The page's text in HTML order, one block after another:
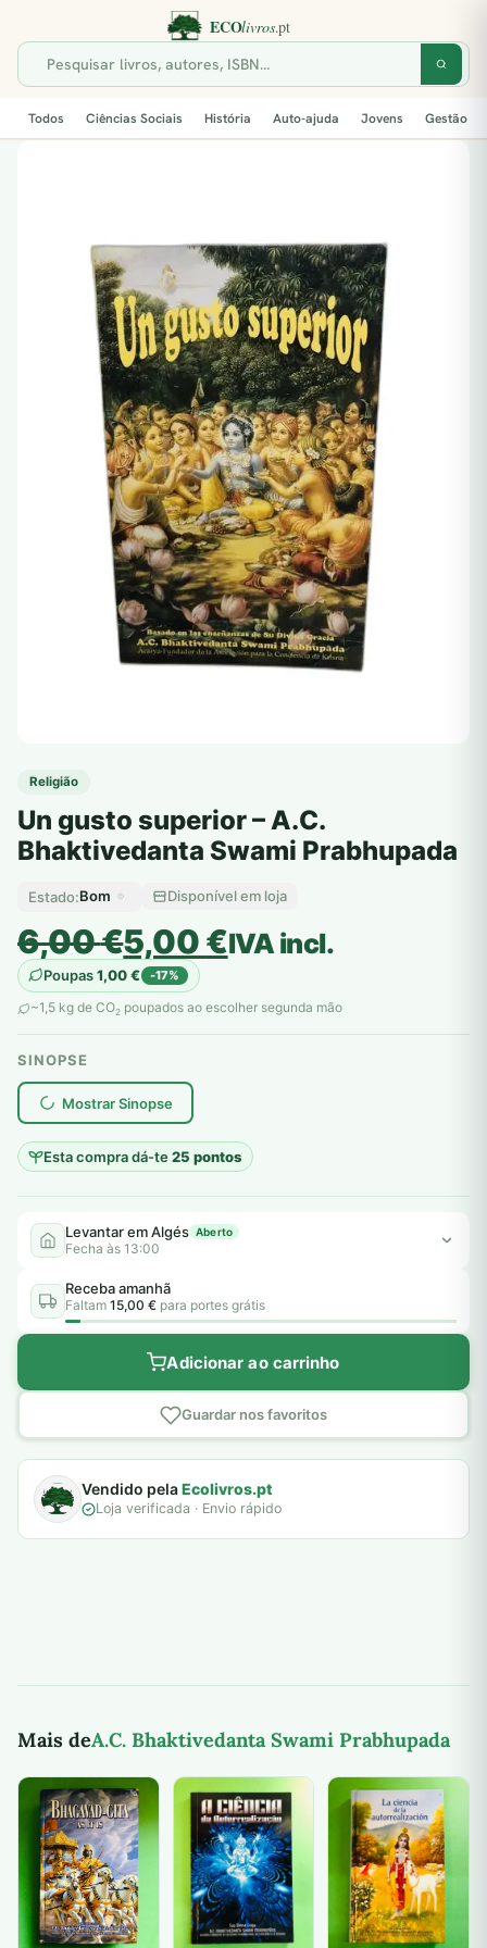
Todos Ciências Sociais História Auto-ajuda Jovens Gestão
Religião
Un gusto superior – A.C.
Bhaktivedanta Swami Prabhupada
Estado:Bom Disponível em loja
6,00€
O
preço
original
era:
6,00 €.
5,00€
O
preço
atual
é:
5,00 €.
IVA incl.
Poupas1,00€ -17%
~1,5 kg de CO2 poupados ao escolher segunda mão
SINOPSE
Mostrar Sinopse
Esta compra dá-te25 pontos
plantar árvores reais
Levantar em Algés Aberto
Fecha às 13:00
Receba amanhã
Faltam 15,00 € para portes grátis
Adicionar ao carrinho
Guardar nos favoritos
Vendido pelaEcolivros.pt
Loja verificada · Envio rápido
Mais deA.C. Bhaktivedanta Swami Prabhupada